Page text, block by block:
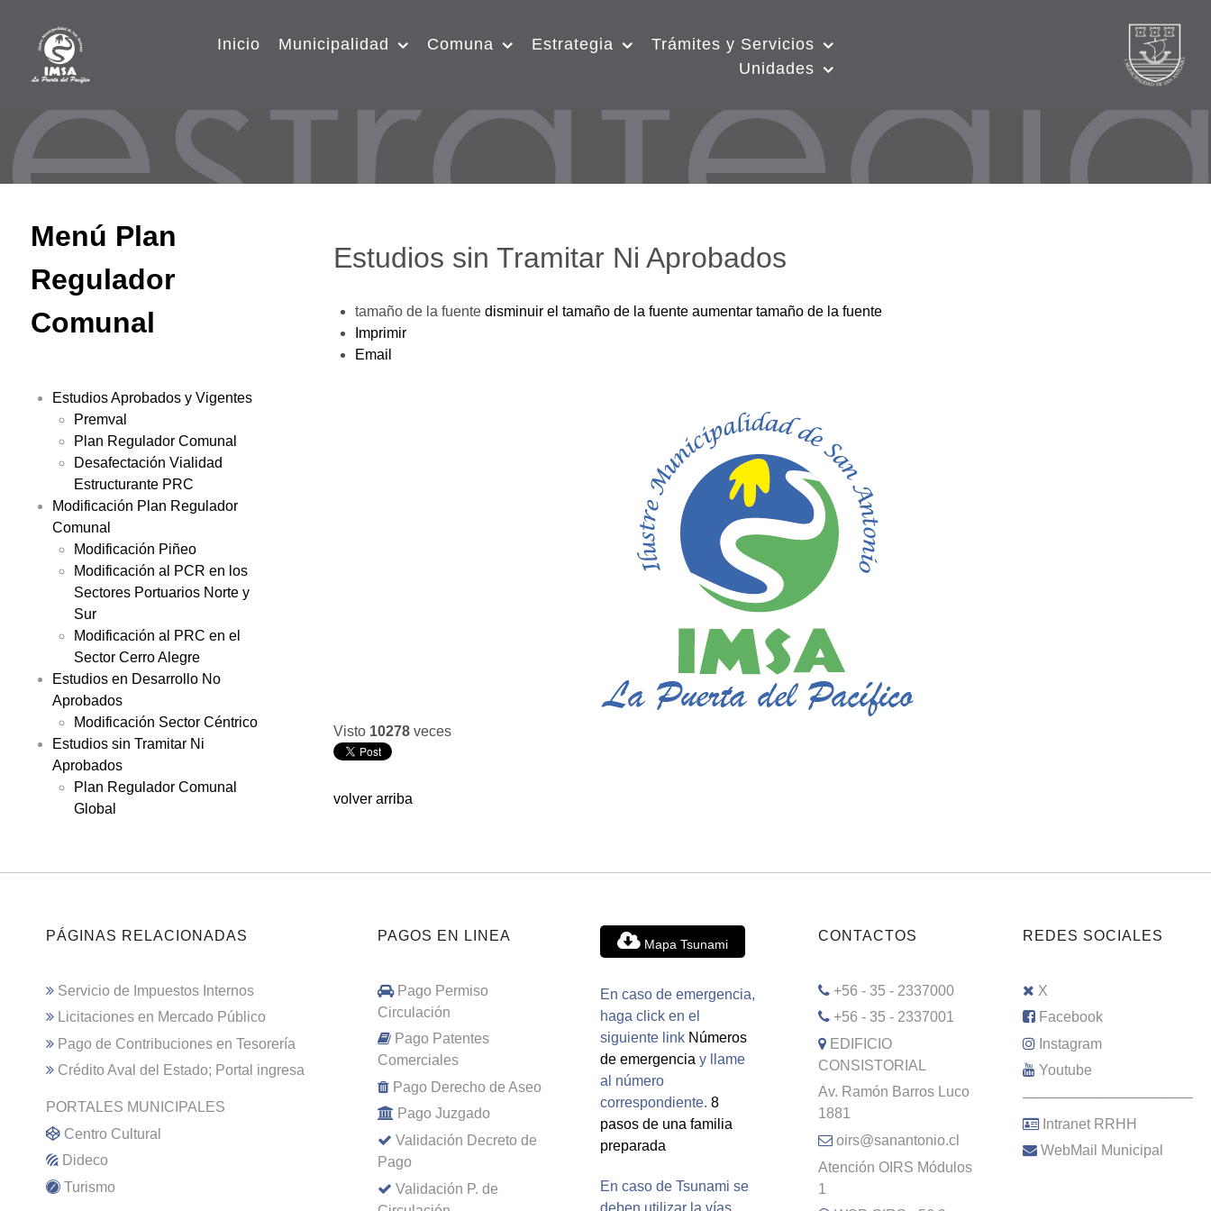
Inicio Municipalidad Comuna Estrategia
Trámites y Servicios
Unidades
Menú Plan
Regulador
Comunal
Estudios Aprobados y Vigentes
Premval
Plan Regulador Comunal
Desafectación Vialidad
Estructurante PRC
Modificación Plan Regulador
Comunal
Modificación Piñeo
Modificación al PCR en los
Sectores Portuarios Norte y
Sur
Modificación al PRC en el
Sector Cerro Alegre
Estudios en Desarrollo No
Aprobados
Modificación Sector Céntrico
Estudios sin Tramitar Ni
Aprobados
Plan Regulador Comunal
Global
Estudios sin Tramitar Ni Aprobados
tamaño de la fuente disminuir el tamaño de la fuente aumentar tamaño de la fuente
Imprimir
Email
Visto 10278 veces
volver arriba
PÁGINAS RELACIONADAS
Servicio de Impuestos Internos
Licitaciones en Mercado Público
Pago de Contribuciones en Tesorería
Crédito Aval del Estado; Portal ingresa
PORTALES MUNICIPALES
Centro Cultural
Dideco
Turismo
PAGOS EN LINEA
Pago Permiso
Circulación
Pago Patentes
Comerciales
Pago Derecho de Aseo
Pago Juzgado
Validación Decreto de
Pago
Validación P. de
Mapa Tsunami
En caso de emergencia,
haga click en el
siguiente link Números
de emergencia y llame
al número
correspondiente. 8
pasos de una familia
preparada
En caso de Tsunami se
deben utilizar la vías
CONTACTOS
+56 - 35 - 2337000
+56 - 35 - 2337001
EDIFICIO
CONSISTORIAL
Av. Ramón Barros Luco
1881
oirs@sanantonio.cl
Atención OIRS Módulos
1
REDES SOCIALES
X
Facebook
Instagram
Youtube
–––––––––––––––––––––
Intranet RRHH
WebMail Municipal